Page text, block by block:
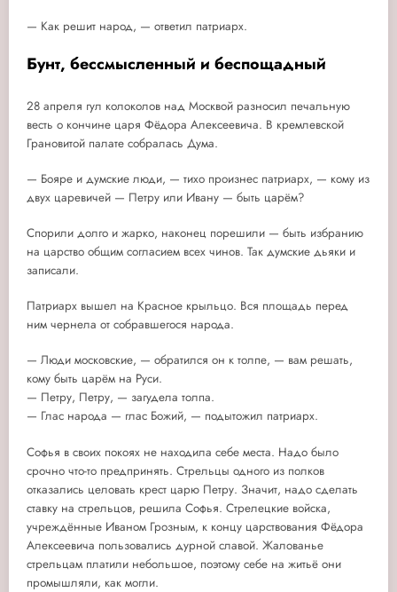
— Как решит народ, — ответил патриарх.
Бунт, бессмысленный и беспощадный
28 апреля гул колоколов над Москвой разносил печальную
весть о кончине царя Фёдора Алексеевича. В кремлевской
Грановитой палате собралась Дума.
— Бояре и думские люди, — тихо произнес патриарх, — кому из
двух царевичей — Петру или Ивану — быть царём?
Спорили долго и жарко, наконец порешили — быть избранию
на царство общим согласием всех чинов. Так думские дьяки и
записали.
Патриарх вышел на Красное крыльцо. Вся площадь перед
ним чернела от собравшегося народа.
— Люди московские, — обратился он к толпе, — вам решать,
кому быть царём на Руси.
— Петру, Петру, — загудела толпа.
— Глас народа — глас Божий, — подытожил патриарх.
Софья в своих покоях не находила себе места. Надо было
срочно что-то предпринять. Стрельцы одного из полков
отказались целовать крест царю Петру. Значит, надо сделать
ставку на стрельцов, решила Софья. Стрелецкие войска,
учреждённые Иваном Грозным, к концу царствования Фёдора
Алексеевича пользовались дурной славой. Жалованье
стрельцам платили небольшое, поэтому себе на житьё они
промышляли, как могли.